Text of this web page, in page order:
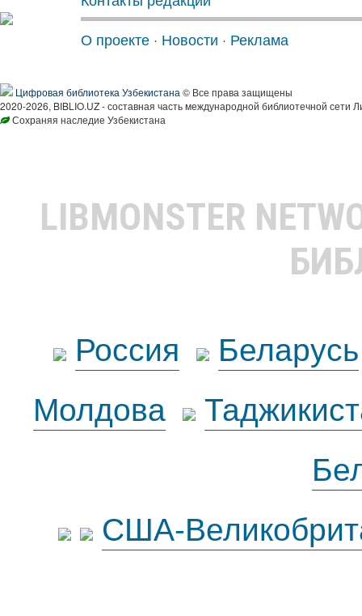
О проекте · Новости · Реклама
Цифровая библиотека Узбекистана © Все права защищены
2020-2026, BIBLIO.UZ - составная часть международной библиотечной сети
Сохраняя наследие Узбекистана
LIBMONSTER
Россия
Беларусь
Молдова
США-